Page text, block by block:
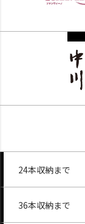
24本収納まで
36本収納まで